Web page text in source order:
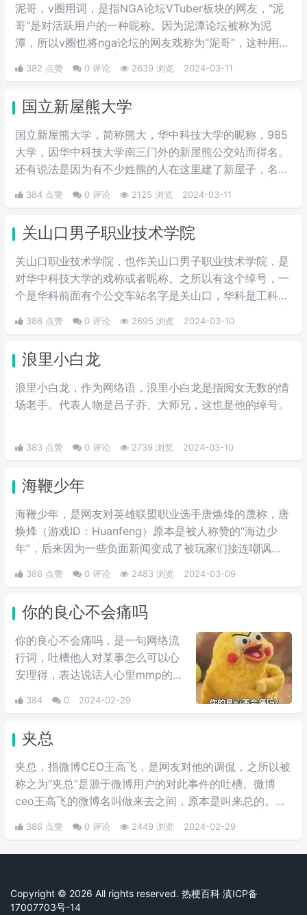
泥哥，v圈用词，是指NGA论坛VTuber板块的网友，"泥
哥"是对活跃用户的一种昵称。因为泥潭论坛被称为泥
潭，所以v圈也将nga论坛的网友戏称为“泥哥”，这种用法
可能源自nga网站的背景颜色类似于泥土的颜色，因此用
户们开始将这些常驻者称为"泥哥"。
382 点赞 0 评论 2639 浏览 2024-03-11
国立新屋熊大学
国立新屋熊大学，简称熊大，华中科技大学的昵称，985
大学，因华中科技大学南三门外的新屋熊公交站而得名。
还有说法是因为有不少姓熊的人在这里建了新屋子，名字
由此而来。具体原因是否如此，也搞不清楚了。但是新屋
熊大学的名字，比这个985大学更广为人知的外号“关山口
384 点赞 0 评论 2125 浏览 2024-03-11
关山口男子职业技术学院
关山口职业技术学院，也作关山口男子职业技术学院，是
对华中科技大学的戏称或者昵称。之所以有这个绰号，一
个是华科前面有个公交车站名字是关山口，华科是工科院
校，女少男多。人们通过这个梗来开玩笑地将华中科技大
学称作关山口男子职业技术学院。所以有了这个江湖绰
386 点赞 0 评论 2695 浏览 2024-03-10
浪里小白龙
浪里小白龙，作为网络语，浪里小白龙是指阅女无数的情
场老手。代表人物是吕子乔、大师兄，这也是他的绰号。
383 点赞 0 评论 2739 浏览 2024-03-10
海鞭少年
海鞭少年，是网友对英雄联盟职业选手唐焕烽的蔑称，唐
焕烽（游戏ID：Huanfeng）原本是被人称赞的“海边少
年”，后来因为一些负面新闻变成了被玩家们接连嘲讽
386 点赞 0 评论 2483 浏览 2024-03-09
你的良心不会痛吗
你的良心不会痛吗，是一句网络流
行词，吐槽他人对某事怎么可以心
安理得，表达说话人心里mmp的心
情。这里的“痛”含有“内疚、愧疚、
不好意思”等含义，并不是“疼痛”的
会内疚吗，来源于热图鹦鹉兄弟表
情包，火于知乎，该词也被《咬文
嚼字》评为2017年度十大流行语之
一，现在多用于聊天中的表情包。
384 0 2024-02-29
夹总
夹总，指微博CEO王高飞，是网友对他的调侃，之所以被
称之为“夹总”是源于微博用户的对此事件的吐槽。微博
ceo王高飞的微博名叫做来去之间，原本是叫来总的。因
为来字去掉一竖之后是“夹”，并且微博把屏蔽敏感字的行
为称为“夹”，所以来去之间喜提夹总这一称号。
386 点赞 0 评论 2449 浏览 2024-02-29
Copyright © 2026 All rights reserved. 热梗百科 滇ICP备
17007703号-14